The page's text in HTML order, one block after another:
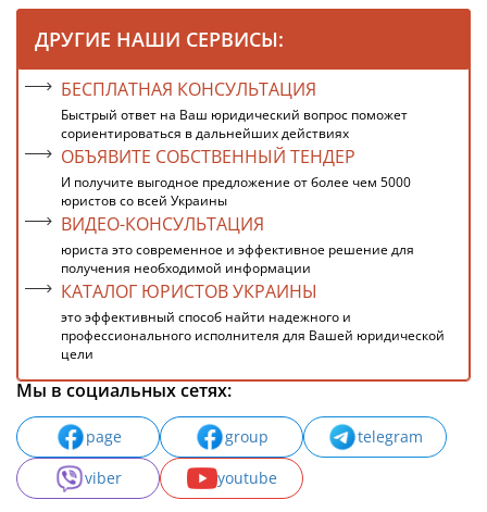
ДРУГИЕ НАШИ СЕРВИСЫ:
БЕСПЛАТНАЯ КОНСУЛЬТАЦИЯ
Быстрый ответ на Ваш юридический вопрос поможет
сориентироваться в дальнейших действиях
ОБЪЯВИТЕ СОБСТВЕННЫЙ ТЕНДЕР
И получите выгодное предложение от более чем 5000
юристов со всей Украины
ВИДЕО-КОНСУЛЬТАЦИЯ
юриста это современное и эффективное решение для
получения необходимой информации
КАТАЛОГ ЮРИСТОВ УКРАИНЫ
это эффективный способ найти надежного и
профессионального исполнителя для Вашей юридической
цели
Мы в социальных сетях:
page group
telegram
viber
youtube